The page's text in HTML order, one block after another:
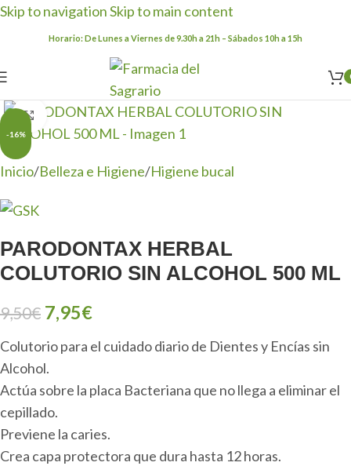
Skip to navigationSkip to main content
Horario: De Lunes a Viernes de 9.30h a 21h – Sábados 10h a 15h
-16%
Clic para ampliar
Inicio/Belleza e Higiene/Higiene bucal
PARODONTAX HERBAL
COLUTORIO SIN ALCOHOL 500 ML
9,50€ 7,95€
Colutorio para el cuidado diario de Dientes y Encías sin
Alcohol.
Actúa sobre la placa Bacteriana que no llega a eliminar el
cepillado.
Previene la caries.
Crea capa protectora que dura hasta 12 horas.